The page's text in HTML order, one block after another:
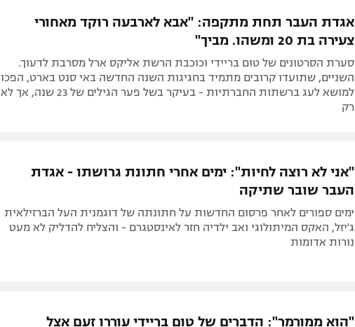
הפועל חיפה
הפועל באר שבע
מכבי נתניה
בני יהודה
ליגה ברזילאית
אגדת העבר תחת מתקפה: "אבא לארבעה רוקד מאחורי
צעירה בת 20 ומשהו. מביך"
סערת הסרטונים של טום בריידי וכוכבת הרשת אליקס ארל מסרבת לדעוך.
השניים, שתועדו קרובים מתמיד בחגיגות השנה החדשה באי סנט בארט, הפכו
למושא לעג ברשתות החברתיות - בעיקר בשל פער הגילים של 23 שנה, אך לא
רק
"אני לא רוצה לחיות": ימים אחרי חתונת גרושתו - אגדת
העבר שובר שתיקה
ימים ספורים לאחר פרסום החדשות על חתונתה של דוגמנית העל הברזילאית
ג'יזל, האקס המיתולוגי ואב ילדיה חזר לאינסטגרם - והצליח להדליק לא מעט
נורות אדומות
"הוא ממורמר": הדברים של טום בריידי עוררו זעם אצל